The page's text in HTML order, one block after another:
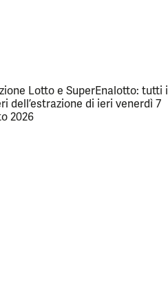
Lotto e SuperEnalotto: tutti i
dell’estrazione di ieri venerdì 7
2026